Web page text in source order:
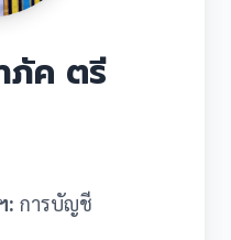
ภัค ตรี
: การบัญชี